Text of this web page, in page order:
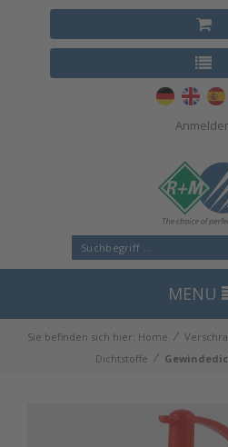
MENU
Sie befinden sich hier: Home ⁄
Dichtstoffe ⁄